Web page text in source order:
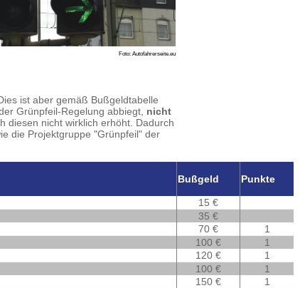
Foto: Autofahrerseite.eu
ist aber gemäß Bußgeldtabelle
Grünpfeil-Regelung abbiegt, nicht
diesen nicht wirklich erhöht. Dadurch
die Projektgruppe "Grünpfeil" der
Bußgeld Punkte
15 €
35 €
70 €
1
100 €
1
120 €
1
100 €
1
150 €
1